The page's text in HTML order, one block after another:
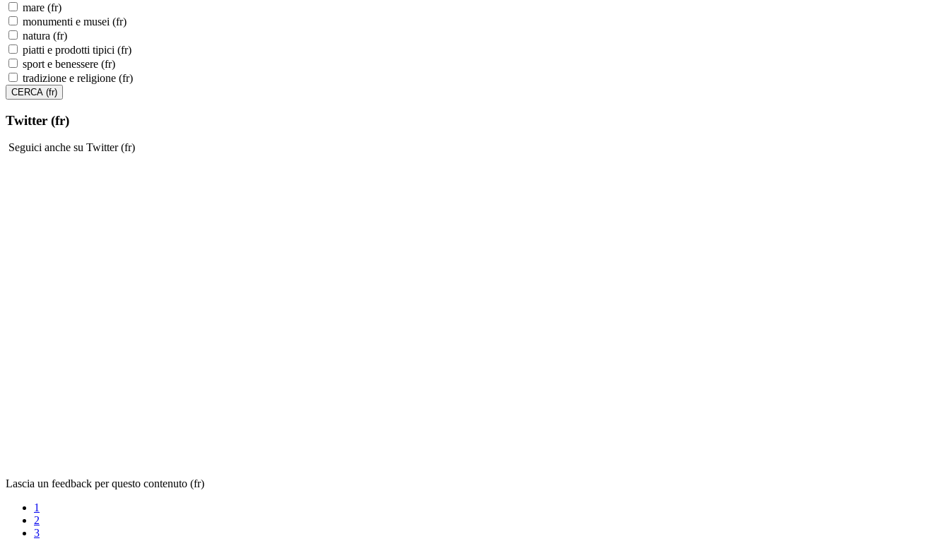
mare (fr)
monumenti e musei (fr)
natura (fr)
piatti e prodotti tipici (fr)
sport e benessere (fr)
tradizione e religione (fr)
Twitter (fr)
Seguici anche su Twitter (fr)
Lascia un feedback per questo contenuto (fr)
1
2
3